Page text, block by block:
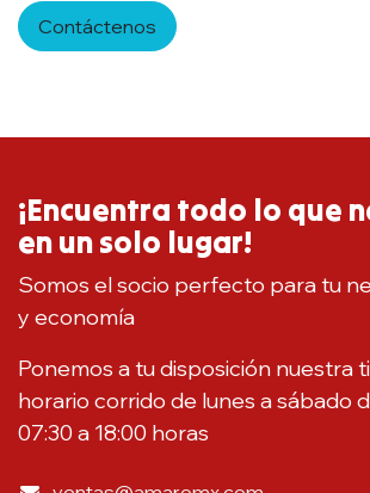
Contáctenos
¡Encuentra todo lo que
en un solo lugar!
Somos el socio perfecto para tu
y economía
Ponemos a tu disposición nuestra
horario corrido de lunes a sábado
07:30 a 18:00 horas